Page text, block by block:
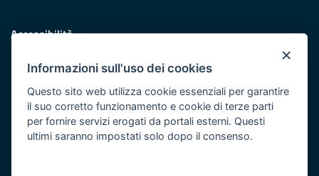
×
Informazioni sull'uso dei cookies
Questo sito web utilizza cookie essenziali per garantire
il suo corretto funzionamento e cookie di terze parti
per fornire servizi erogati da portali esterni. Questi
ultimi saranno impostati solo dopo il consenso.
Accessibilità
Redazione
Responsabili pubblicazione